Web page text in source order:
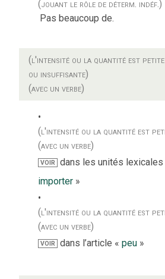
(jouant le rôle de déterm. indéf.)
Pas beaucoup de.
(l'intensité ou la quantité est petite
ou insuffisante)
(avec un verbe)
(l'intensité ou la quantité est
(avec un verbe)
VOIR dans les unités lexicales
importer »
(l'intensité ou la quantité est
(avec un verbe)
VOIR dans l’article «peu »